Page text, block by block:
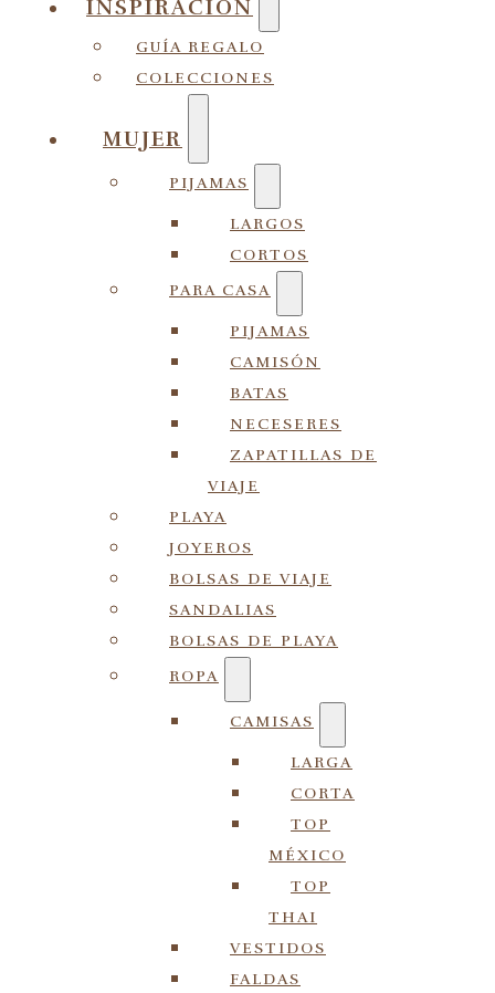
INSPIRACIÓN
GUÍA REGALO
COLECCIONES
MUJER
PIJAMAS
LARGOS
CORTOS
PARA CASA
PIJAMAS
CAMISÓN
BATAS
NECESERES
ZAPATILLAS DE
VIAJE
PLAYA
JOYEROS
BOLSAS DE VIAJE
SANDALIAS
BOLSAS DE PLAYA
ROPA
CAMISAS
LARGA
CORTA
TOP
MÉXICO
TOP
THAI
VESTIDOS
FALDAS